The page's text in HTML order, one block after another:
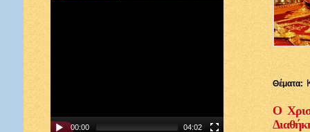
00:00 04:02
Θέματα:
Ο